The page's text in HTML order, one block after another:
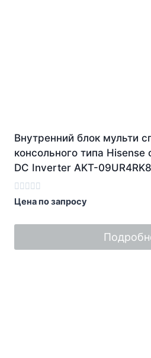
Внутренний блок мульти
консольного типа Hisense
DC Inverter AKT-09UR4RK8
Оценка
0
5
Цена по запросу